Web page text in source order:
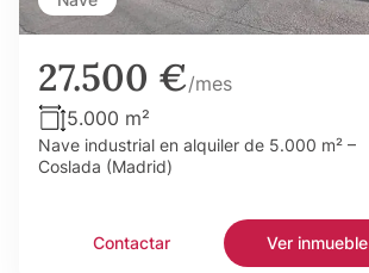
27.500 €/mes
5.000 m²
Nave industrial en alquiler de 5.000 m² –
Coslada (Madrid)
Contactar Ver inmueble